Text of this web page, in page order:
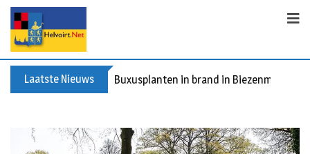
Laatste Nieuws Spreidingswet asielzoekers: hoe zit dat?